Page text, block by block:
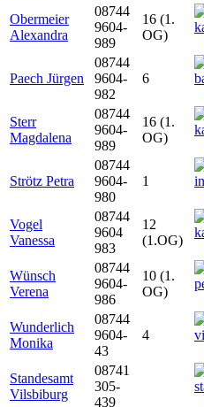
Obermeier
Alexandra
08744
9604-
989
16 (1.
OG)
Paech Jürgen
08744
9604-
982
6
Sterr
Magdalena
08744
9604-
989
16 (1.
OG)
Strötz Petra
08744
9604-
980
1
Vogel
Vanessa
08744
9604
983
12
(1.OG)
Wünsch
Verena
08744
9604-
986
10 (1.
OG)
Wunderlich
Monika
08744
9604-
43
4
Standesamt
Vilsbiburg
08741
305-
439